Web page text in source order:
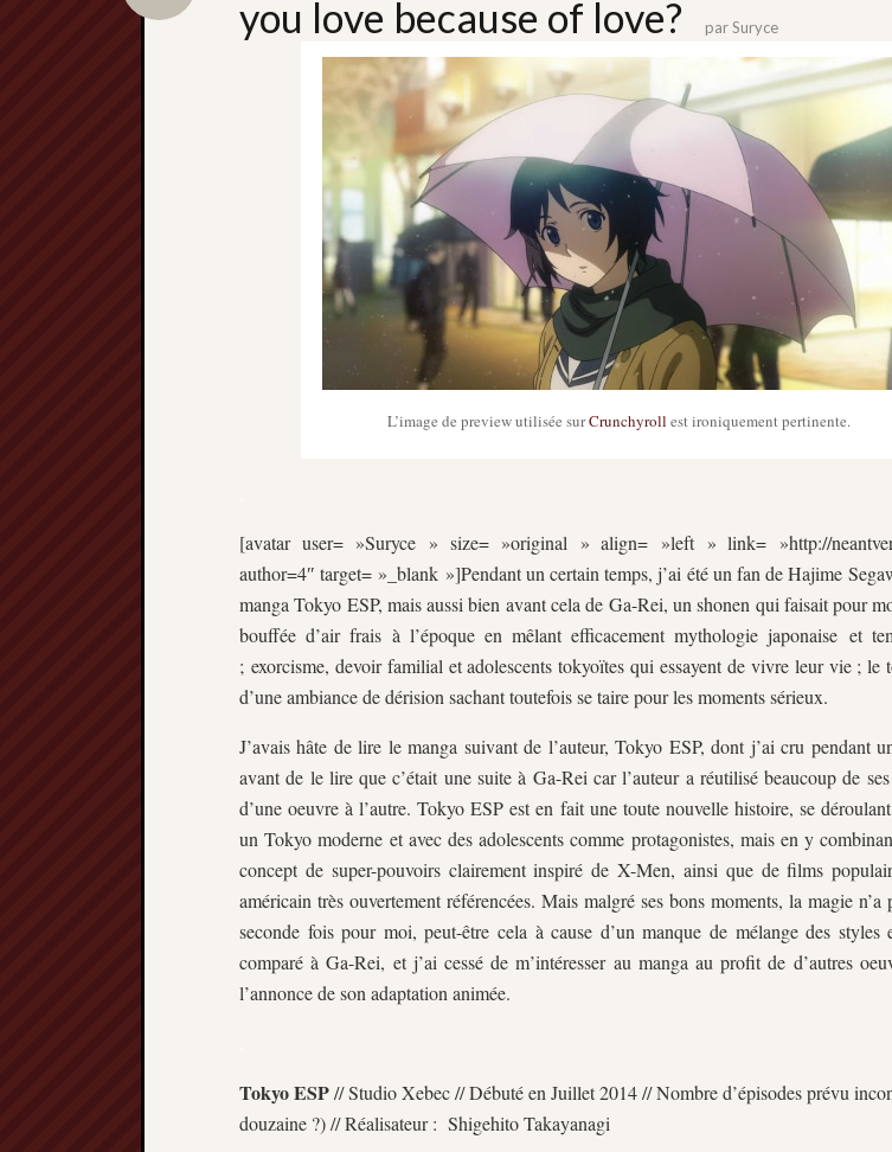
you love because of love?
parSuryce
L’image de preview utilisée surCrunchyroll est ironiquement pertinente.
[avatar user= »Suryce » size= »original » align= »left » link= »http://
author=4″ target= »_blank »]Pendant un certain temps, j’ai été un fan de Hajime
manga Tokyo ESP, mais aussi bien avant cela de Ga-Rei, un shonen qui faisait pour
bouffée d’air frais à l’époque en mêlant efficacement mythologie japonaise et
; exorcisme, devoir familial et adolescents tokyoïtes qui essayent de vivre leur vie ; le
d’une ambiance de dérision sachant toutefois se taire pour les moments sérieux.
J’avais hâte de lire le manga suivant de l’auteur, Tokyo ESP, dont j’ai cru pendant
avant de le lire que c’était une suite à Ga-Rei car l’auteur a réutilisé beaucoup de
d’une oeuvre à l’autre. Tokyo ESP est en fait une toute nouvelle histoire, se
un Tokyo moderne et avec des adolescents comme protagonistes, mais en y
concept de super-pouvoirs clairement inspiré de X-Men, ainsi que de films
américain très ouvertement référencées. Mais malgré ses bons moments, la magie n’a
seconde fois pour moi, peut-être cela à cause d’un manque de mélange des styles
comparé à Ga-Rei, et j’ai cessé de m’intéresser au manga au profit de d’autres
l’annonce de son adaptation animée.
Tokyo ESP// Studio Xebec // Débuté en Juillet 2014 // Nombre d’épisodes prévu
douzaine ?) // Réalisateur : Shigehito Takayanagi